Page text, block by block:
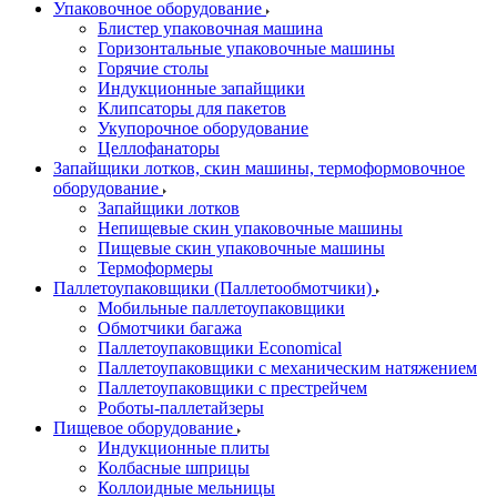
Упаковочное оборудование
Блистер упаковочная машина
Горизонтальные упаковочные машины
Горячие столы
Индукционные запайщики
Клипсаторы для пакетов
Укупорочное оборудование
Целлофанаторы
Запайщики лотков, скин машины, термоформовочное
оборудование
Запайщики лотков
Непищевые скин упаковочные машины
Пищевые скин упаковочные машины
Термоформеры
Паллетоупаковщики (Паллетообмотчики)
Мобильные паллетоупаковщики
Обмотчики багажа
Паллетоупаковщики Economical
Паллетоупаковщики с механическим натяжением
Паллетоупаковщики с престрейчем
Роботы-паллетайзеры
Пищевое оборудование
Индукционные плиты
Колбасные шприцы
Коллоидные мельницы